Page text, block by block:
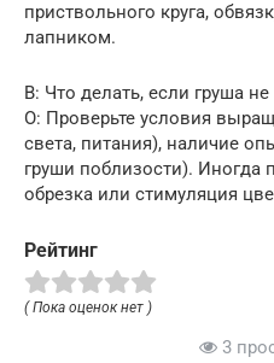
приствольного круга,
лапником.
В: Что делать, если груша не
О: Проверьте условия
света, питания), наличие
груши поблизости). Иногда
обрезка или стимуляция
Рейтинг
( Пока оценок нет )
3